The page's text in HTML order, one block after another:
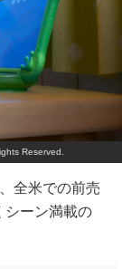
Reserved.
全米での前売
シーン満載の